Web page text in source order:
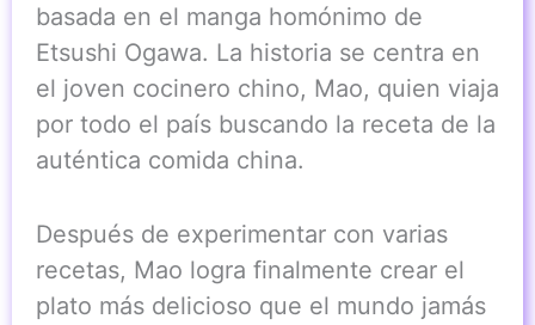
basada en el manga homónimo de
Etsushi Ogawa. La historia se centra en
el joven cocinero chino, Mao, quien viaja
por todo el país buscando la receta de la
auténtica comida china.
Después de experimentar con varias
recetas, Mao logra finalmente crear el
plato más delicioso que el mundo jamás